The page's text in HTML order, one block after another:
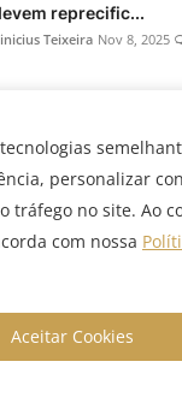
reprecific...
Teixeira Nov 8, 2025
Hedge: NDF, termo,
muda na prática
importação
personalizar
tráfego no site. Ao
com nossa
Aceitar Cookies